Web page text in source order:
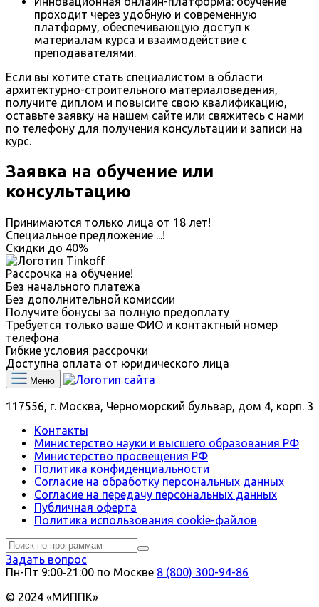
проходит через удобную и современную
платформу, обеспечивающую доступ к
материалам курса и взаимодействие с
преподавателями.
Если вы хотите стать специалистом в области
архитектурно-строительного материаловедения,
получите диплом и повысите свою квалификацию,
оставьте заявку на нашем сайте или свяжитесь с нами
по телефону для получения консультации и записи на
курс.
Заявка на обучение или
консультацию
Принимаются только лица от 18 лет!
Специальное предложение
!
Скидки до 40%
Рассрочка на обучение!
Без начального платежа
Без дополнительной комиссии
Получите бонусы за полную предоплату
Требуется только ваше ФИО и контактный номер
телефона
Гибкие условия рассрочки
Доступна оплата от юридического лица
Меню
117556, г. Москва, Черноморский бульвар, дом 4, корп. 3
Контакты
Министерство науки и высшего образования РФ
Министерство просвещения РФ
Политика конфиденциальности
Согласие на обработку персональных данных
Согласие на передачу персональных данных
Публичная оферта
Политика использования сookie-файлов
Задать вопрос
Пн-Пт 9:00‑21:00 по Москве 8 (800) 300-94-86
© 2024 «МИППК»